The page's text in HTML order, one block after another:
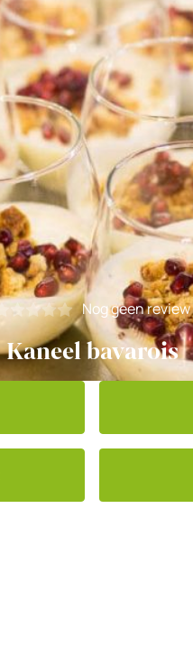
Nog geen review
Kaneel bavarois